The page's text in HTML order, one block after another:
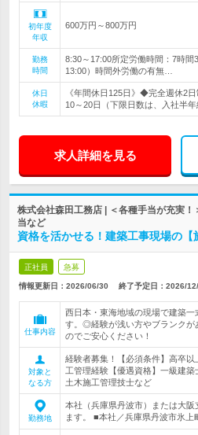
初年度
年収
600万円～800万円
勤務
時間
8:30～17:00所定労働時間：7時間
13:00）時間外労働の有無…
休日
休暇
《年間休日125日》◆完全週休2
10～20日（下限日数は、入社半年
求人詳細を見る
株式会社森田工務店 | ＜各種手当が充実
当など
資格を活かせる！建築工事現場の
正社員 急募
情報更新日：2026/06/30 終了予定日： 2026/
仕事内容
西日本・東海地域の現場で建築一
す。◎経験が浅い方やブランクが
のでご安心ください！
対象と
なる方
経験者募集！【必須条件】高卒
工管理経験【優遇資格】一級建
土木施工管理技士など
勤務地
本社（兵庫県丹波市）または大
ます。 ■本社／兵庫県丹波市氷上